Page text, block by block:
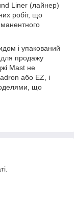
Liner (лайнер)
робіт, що
і упакований
для продажу
Mast не
або EZ, і
що